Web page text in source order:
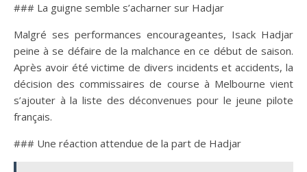
### La guigne semble s’acharner sur Hadjar
Malgré ses performances encourageantes, Isack Hadjar
peine à se défaire de la malchance en ce début de saison.
Après avoir été victime de divers incidents et accidents, la
décision des commissaires de course à Melbourne vient
s’ajouter à la liste des déconvenues pour le jeune pilote
français.
### Une réaction attendue de la part de Hadjar